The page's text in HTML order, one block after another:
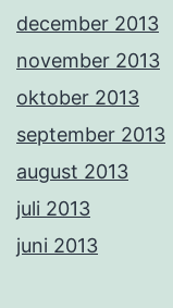
december 2013
november 2013
oktober 2013
september 2013
august 2013
juli 2013
juni 2013